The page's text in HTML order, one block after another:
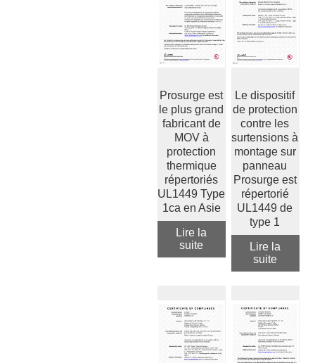
Prosurge est
le plus grand
fabricant de
MOV à
protection
thermique
répertoriés
UL1449 Type
1ca en Asie
Lire la
suite
Le dispositif
de protection
contre les
surtensions à
montage sur
panneau
Prosurge est
répertorié
UL1449 de
type 1
Lire la
suite